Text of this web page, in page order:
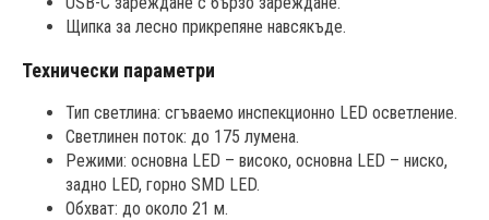
Щипка за лесно прикрепяне навсякъде.
Технически параметри
Тип светлина: сгъваемо инспекционно LED осветление.
Светлинен поток: до 175 лумена.
Режими: основна LED – високо, основна LED – ниско,
задно LED, горно SMD LED.
Обхват: до около 21 м.